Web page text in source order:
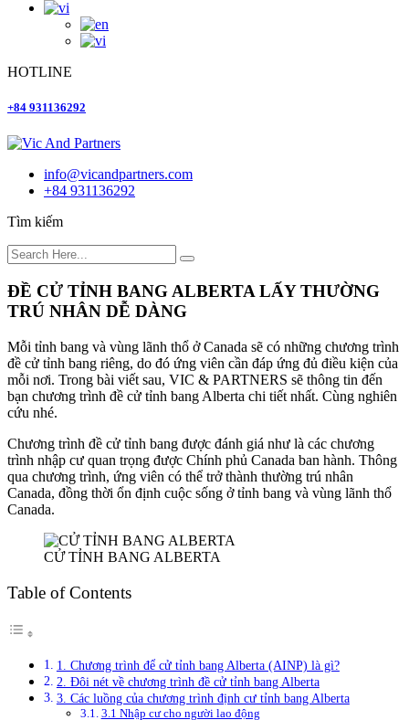
HOTLINE
+84 931136292
info@vicandpartners.com
+84 931136292
Tìm kiếm
ĐỀ CỬ TỈNH BANG ALBERTA LẤY THƯỜNG
TRÚ NHÂN DỄ DÀNG
Mỗi tỉnh bang và vùng lãnh thổ ở Canada sẽ có những chương trình
đề cử tỉnh bang riêng, do đó ứng viên cần đáp ứng đủ điều kiện của
mỗi nơi. Trong bài viết sau, VIC & PARTNERS sẽ thông tin đến
bạn chương trình đề cử tỉnh bang Alberta chi tiết nhất. Cùng nghiên
cứu nhé.
Chương trình đề cử tỉnh bang được đánh giá như là các chương
trình nhập cư quan trọng được Chính phủ Canada ban hành. Thông
qua chương trình, ứng viên có thể trở thành thường trú nhân
Canada, đồng thời ổn định cuộc sống ở tỉnh bang và vùng lãnh thổ
Canada.
CỬ TỈNH BANG ALBERTA
Table of Contents
1. Chương trình để cử tỉnh bang Alberta (AINP) là gì?
2. Đôi nét về chương trình đề cử tỉnh bang Alberta
3. Các luồng của chương trình định cư tỉnh bang Alberta
3.1 Nhập cư cho người lao động